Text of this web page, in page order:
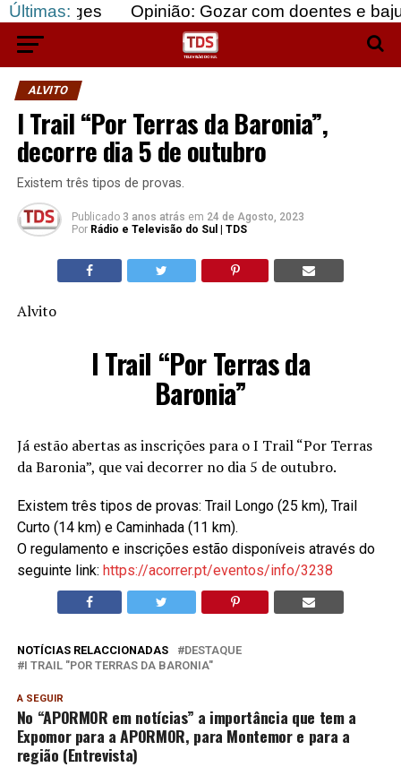
Últimas:
Opinião: Gozar com doentes e bajular os
ALVITO
I Trail “Por Terras da Baronia”,
decorre dia 5 de outubro
Existem três tipos de provas.
Publicado 3 anos atrás em 24 de Agosto, 2023
Por Rádio e Televisão do Sul | TDS
Alvito
I Trail “Por Terras da
Baronia”
Já estão abertas as inscrições para o I Trail “Por Terras
da Baronia”, que vai decorrer no dia 5 de outubro.
Existem três tipos de provas: Trail Longo (25 km), Trail
Curto (14 km) e Caminhada (11 km).
O regulamento e inscrições estão disponíveis através do
seguinte link: https://acorrer.pt/eventos/info/3238
NOTÍCIAS RELACCIONADAS
DESTAQUE
I TRAIL "POR TERRAS DA BARONIA"
A SEGUIR
No “APORMOR em notícias” a importância que tem a
Expomor para a APORMOR, para Montemor e para a
região (Entrevista)